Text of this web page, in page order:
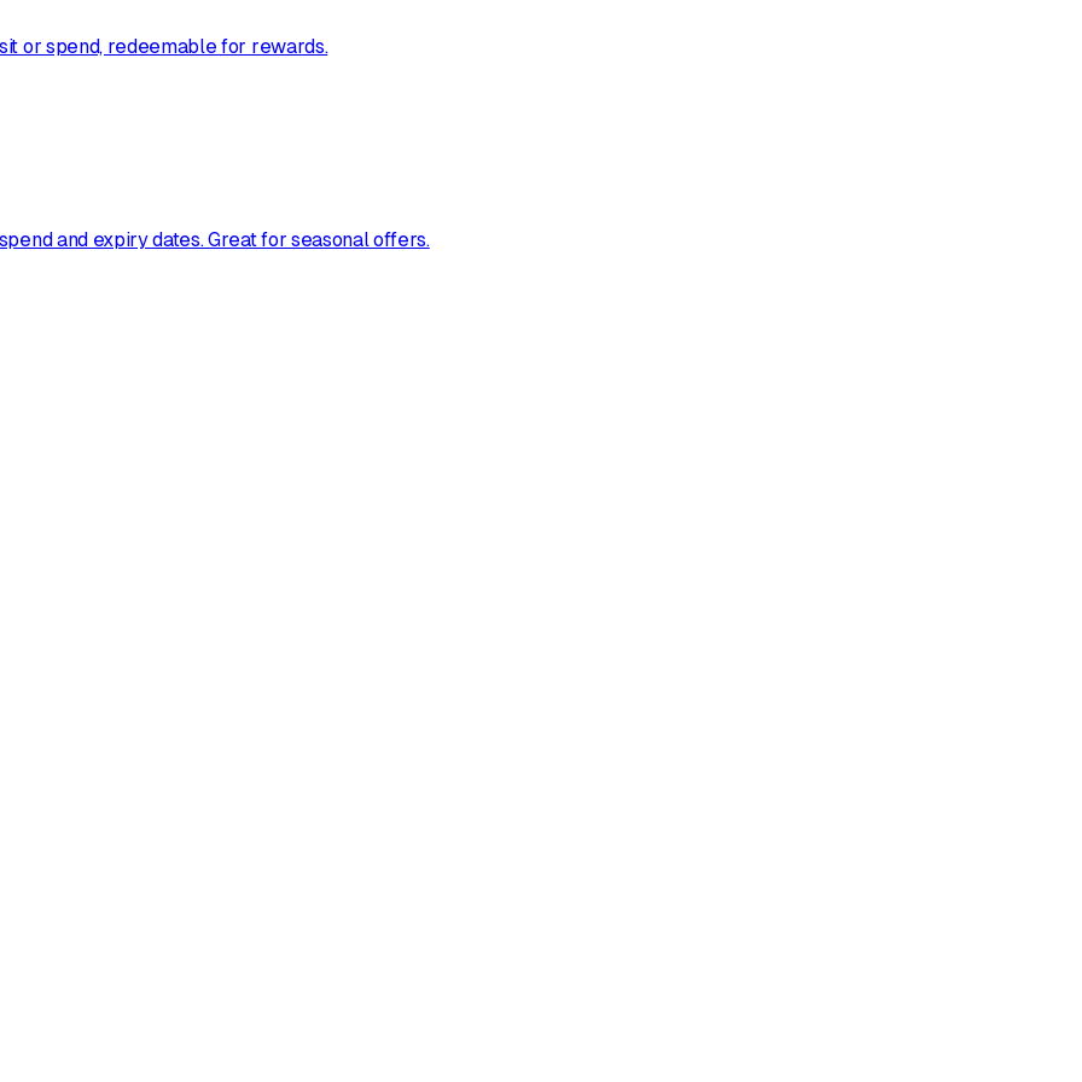
or spend, redeemable for rewards.
and expiry dates. Great for seasonal offers.